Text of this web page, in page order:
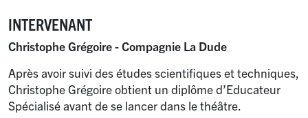
INTERVENANT
Christophe Grégoire - Compagnie La Dude
Après avoir suivi des études scientifiques et techniques,
Christophe Grégoire obtient un diplôme d’Educateur
Spécialisé avant de se lancer dans le théâtre.